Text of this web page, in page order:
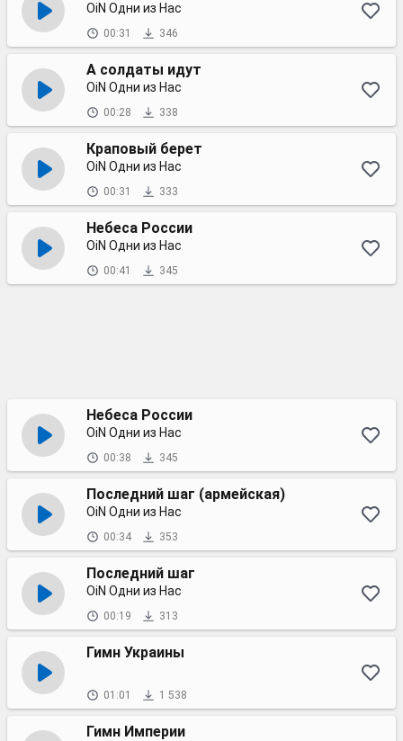
OiN Одни из Нас
00:31 346
А солдаты идут
OiN Одни из Нас
00:28 338
Краповый берет
OiN Одни из Нас
00:31 333
Небеса России
OiN Одни из Нас
00:41 345
Небеса России
OiN Одни из Нас
00:38 345
Последний шаг (армейская)
OiN Одни из Нас
00:34 353
Последний шаг
OiN Одни из Нас
00:19 313
Гимн Украины
01:01 1 538
Гимн Империи